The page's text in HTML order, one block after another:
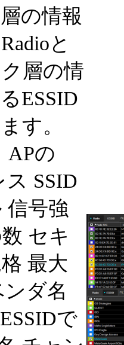
の情報
と
層の情
ESSID
す。
APの
SSID
信号強
セキ
最大
ダ名
で